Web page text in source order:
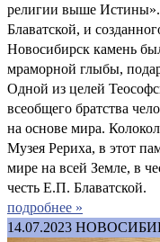
религии выше
Блаватской, и
Новосибирск камень
мраморной глыбы,
Одной из целей
всеобщего братства
на основе мира.
Музея Рериха, в этот
мире на всей Земле, в
честь Е.П. Блаватской.
подробнее »
14.07.2023